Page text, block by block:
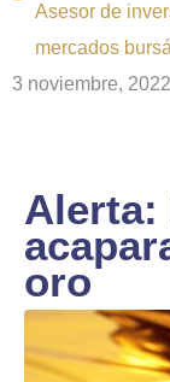
Asesor de
mercados
3 noviembre, 2022
Alerta:
oro